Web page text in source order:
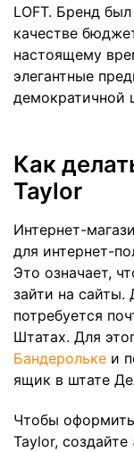
LOFT. Бренд
качестве
настоящему
элегантные
демократичной
Как
Taylor
Интернет-
для интернет-
Это означает,
зайти на сайты.
потребуется
Штатах. Для
Бандерольке и
ящик в штате
Чтобы оформить
Taylor, создайте